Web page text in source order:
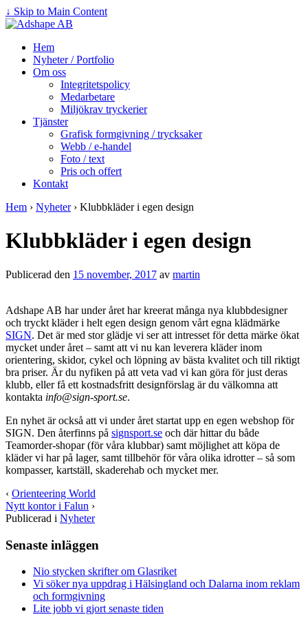
↓ Skip to Main Content
Hem
Nyheter / Portfolio
Om oss
Integritetspolicy
Medarbetare
Miljökrav tryckerier
Tjänster
Grafisk formgivning / trycksaker
Webb / e-handel
Foto / text
Pris och offert
Kontakt
Hem › Nyheter › Klubbkläder i egen design
Klubbkläder i egen design
Publicerad den 15 november, 2017 av martin
Adshape AB har under året har kreerat många nya klubbdesigner
och tryckt kläder i helt egen design genom vårt egna klädmärke
SIGN. Det är med stor glädje vi ser att intresset för detta märke ökat
mycket under året – samt att vi nu kan leverera kläder inom
orientering, skidor, cykel och löpning av bästa kvalitet och till riktigt
bra priser. Är du nyfiken på att veta vad vi kan göra för just deras
klubb, eller få ett kostnadsfritt designförslag är du välkomna att
kontakta info@sign-sport.se.
En nyhet är också att vi under året startat upp en egen webshop för
SIGN. Den återfinns på signsport.se och där hittar du både
Teamorder-shopar (för våra klubbar) samt möjlighet att köpa de
kläder vi har på lager, samt tillbehör för våra olika idrotter – så som
kompasser, kartställ, skaderehab och mycket mer.
‹ Orienteering World
Nytt kontor i Falun ›
Publicerad i Nyheter
Senaste inläggen
Nio stycken skrifter om Glasriket
Vi söker nya uppdrag i Hälsingland och Dalarna inom reklam
och formgivning
Lite jobb vi gjort senaste tiden